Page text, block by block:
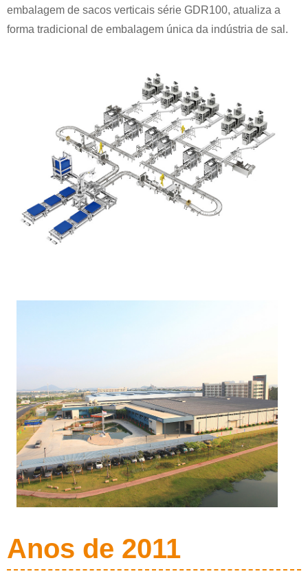
embalagem de sacos verticais série GDR100, atualiza a
forma tradicional de embalagem única da indústria de sal.
Anos de 2011